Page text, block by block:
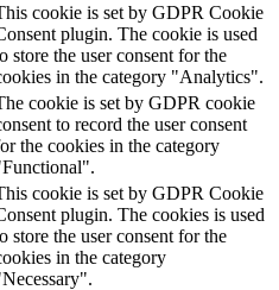
cookie is set by GDPR Cookie
plugin. The cookie is used
store the user consent for the
in the category "Analytics".
cookie is set by GDPR cookie
to record the user consent
the cookies in the category
cookie is set by GDPR Cookie
plugin. The cookies is used
store the user consent for the
in the category